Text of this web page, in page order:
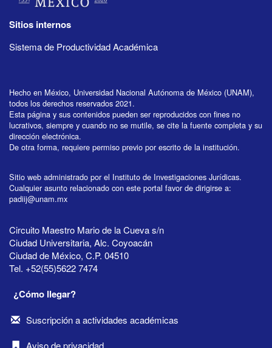
Sitios internos
Sistema de Productividad Académica
Hecho en México, Universidad Nacional Autónoma de México (UNAM),
todos los derechos reservados 2021.
Esta página y sus contenidos pueden ser reproducidos con fines no
lucrativos, siempre y cuando no se mutile, se cite la fuente completa y su
dirección electrónica.
De otra forma, requiere permiso previo por escrito de la institución.
Sitio web administrado por el Instituto de Investigaciones Jurídicas.
Cualquier asunto relacionado con este portal favor de dirigirse a:
padiij@unam.mx
Circuito Maestro Mario de la Cueva s/n
Ciudad Universitaria, Alc. Coyoacán
Ciudad de México, C.P. 04510
Tel. +52(55)5622 7474
¿Cómo llegar?
Suscripción a actividades académicas
Aviso de privacidad